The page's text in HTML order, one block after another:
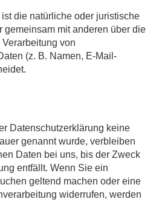
die natürliche oder juristische
gemeinsam mit anderen über die
von
(z. B. Namen, E-Mail-
Datenschutzerklärung keine
genannt wurde, verbleiben
Daten bei uns, bis der Zweck
entfällt. Wenn Sie ein
geltend machen oder eine
widerrufen, werden